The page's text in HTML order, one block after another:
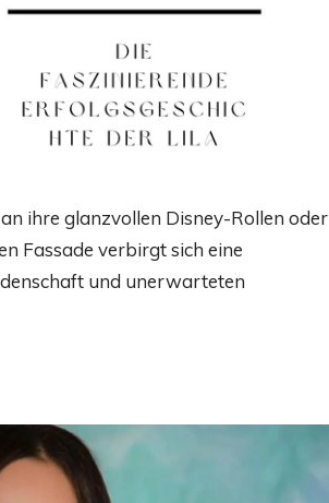
ihre glanzvollen Disney-Rollen oder
Fassade verbirgt sich eine
und unerwarteten